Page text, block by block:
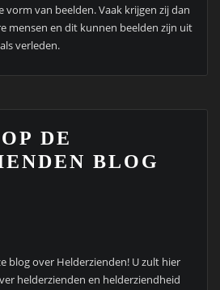
van beelden. Vaak krijgen zij dan
mensen en dit kunnen beelden zijn uit
verleden.
DE
BLOG
blog over Helderzienden! U zult hier
helderzienden en helderziendheid